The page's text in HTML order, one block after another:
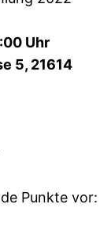
Uhr
5, 21614
Punkte vor: